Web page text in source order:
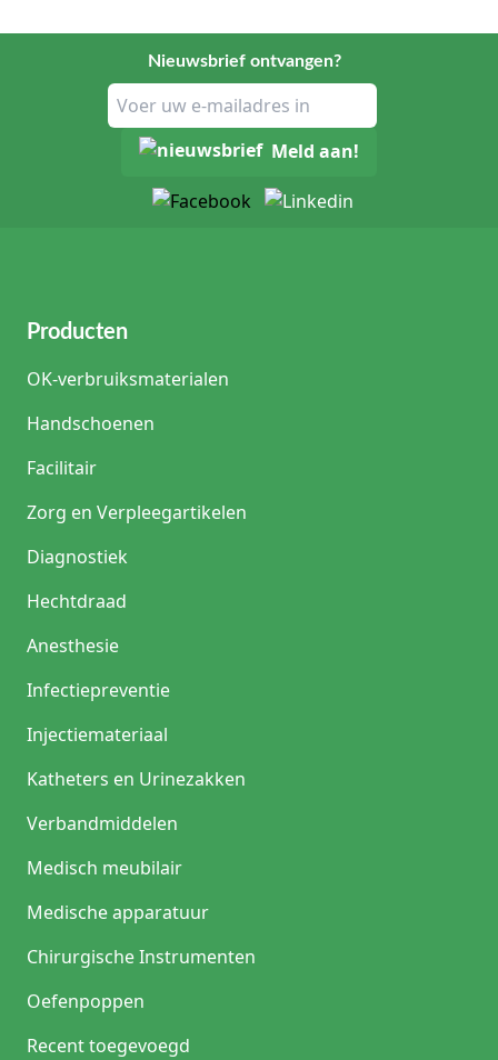
Nieuwsbrief ontvangen?
Meld aan!
Producten
OK-verbruiksmaterialen
Handschoenen
Facilitair
Zorg en Verpleegartikelen
Diagnostiek
Hechtdraad
Anesthesie
Infectiepreventie
Injectiemateriaal
Katheters en Urinezakken
Verbandmiddelen
Medisch meubilair
Medische apparatuur
Chirurgische Instrumenten
Oefenpoppen
Recent toegevoegd